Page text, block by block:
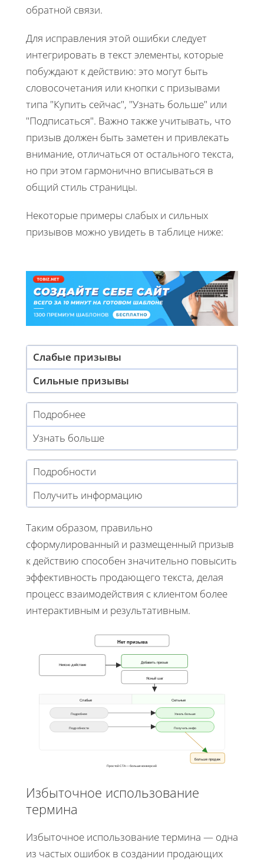
обратной связи.
Для исправления этой ошибки следует
интегрировать в текст элементы, которые
побуждают к действию: это могут быть
словосочетания или кнопки с призывами
типа "Купить сейчас", "Узнать больше" или
"Подписаться". Важно также учитывать, что
призыв должен быть заметен и привлекать
внимание, отличаться от остального текста,
но при этом гармонично вписываться в
общий стиль страницы.
Некоторые примеры слабых и сильных
призывов можно увидеть в таблице ниже:
Слабые призывы
Сильные призывы
Подробнее
Узнать больше
Подробности
Получить информацию
Таким образом, правильно
сформулированный и размещенный призыв
к действию способен значительно повысить
эффективность продающего текста, делая
процесс взаимодействия с клиентом более
интерактивным и результативным.
Нет призыва
Неясно действие
Добавить призыв
Ясный шаг
Слабые Сильные
Подробнее
Подробности
Узнать больше
Получить инфо
Больше продаж
Простой CTA — больше конверсий
Избыточное использование
термина
Избыточное использование термина — одна
из частых ошибок в создании продающих